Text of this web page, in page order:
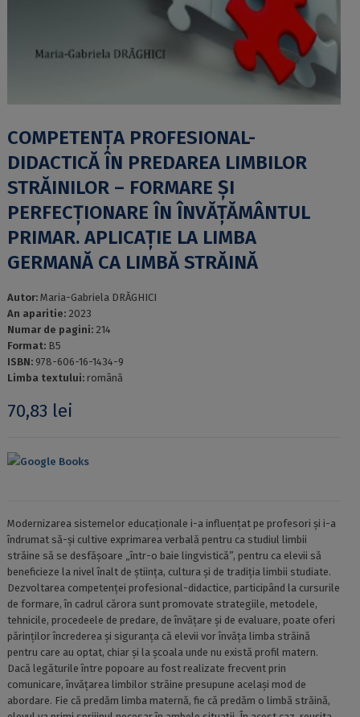
COMPETENȚA PROFESIONAL-
DIDACTICĂ ÎN PREDAREA LIMBILOR
STRĂINILOR – FORMARE ȘI
PERFECȚIONARE ÎN ÎNVĂȚĂMÂNTUL
PRIMAR. APLICAȚIE LA LIMBA
GERMANĂ CA LIMBĂ STRĂINĂ
Autor: Maria-Gabriela DRĂGHICI
An aparitie: 2023
Numar de pagini: 214
Format: B5
ISBN: 978-606-16-1434-9
Limba textului: română
70,83 lei
Google Books
Modernizarea sistemelor educaționale i-a influențat pe profesori și i-a
îndrumat să-și cultive exprimarea verbală pentru ca studiul limbii
străine să se desfășoare „într-o baie lingvistică”, pentru ca elevii să
beneficieze la nivel înalt de știința, cultura și de tradiția limbii studiate.
Dezvoltarea competenței profesional-didactice, participând la cursurile
de formare, în cadrul cărora sunt promovate strategiile, metodele,
tehnicile, procedeele de predare, de învățare și de evaluare, poate oferi
părinților încrederea și siguranța că elevii vor învăța limba străină
pentru care au optat, chiar și la școala unde nu există profil matern.
Dacă legăturile între popoare au fost realizate frecvent prin
comunicare, învățarea limbilor străine presupune același mod de
abordare. Fie că predăm limba maternă, fie că predăm o limbă străină,